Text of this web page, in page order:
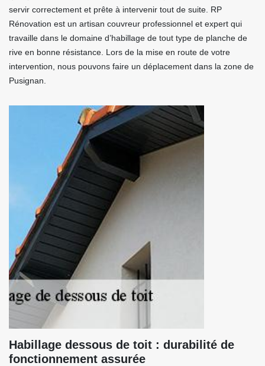
servir correctement et prête à intervenir tout de suite. RP
Rénovation est un artisan couvreur professionnel et expert qui
travaille dans le domaine d’habillage de tout type de planche de
rive en bonne résistance. Lors de la mise en route de votre
intervention, nous pouvons faire un déplacement dans la zone de
Pusignan.
Habillage dessous de toit : durabilité de
fonctionnement assurée